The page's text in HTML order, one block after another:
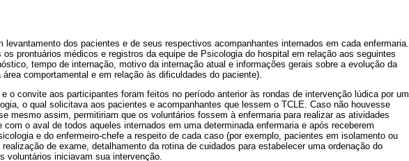
levantamento dos pacientes e de seus respectivos acompanhantes internados em cada enfermaria.
os prontuários médicos e registros da equipe de Psicologia do hospital em relação aos seguintes
tempo de internação, motivo da internação atual e informações gerais sobre a evolução da
área comportamental e em relação às dificuldades do paciente).
o convite aos participantes foram feitos no período anterior às rondas de intervenção lúdica por um
o qual solicitava aos pacientes e acompanhantes que lessem o TCLE. Caso não houvesse
mesmo assim, permitiriam que os voluntários fossem à enfermaria para realizar as atividades
o aval de todos aqueles internados em uma determinada enfermaria e após receberem
e do enfermeiro-chefe a respeito de cada caso (por exemplo, pacientes em isolamento ou
de exame, detalhamento da rotina de cuidados para estabelecer uma ordenação do
voluntários iniciavam sua intervenção.